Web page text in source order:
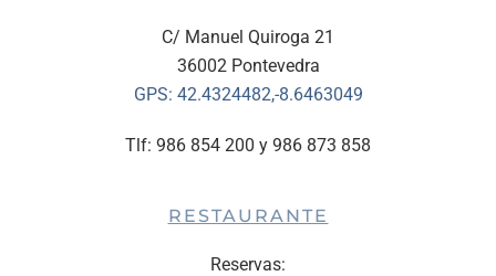
C/ Manuel Quiroga 21
36002 Pontevedra
GPS: 42.4324482,-8.6463049
Tlf: 986 854 200 y 986 873 858
RESTAURANTE
Reservas: